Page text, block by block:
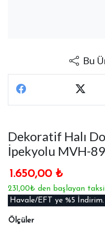
Bu
Dekoratif Halı
İpekyolu MVH-
1.650,00 ₺
231,00₺ den başlayan
Havale/EFT ye %5 İndirim.
Ölçüler